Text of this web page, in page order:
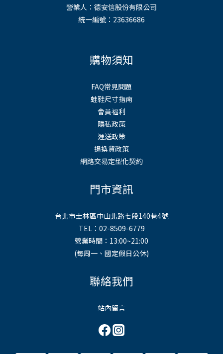
營業人：德安信股份有限公司
統一編號：23636686
購物須知
FAQ常見問題
蛙鞋尺寸指南
會員福利
隱私政策
運送政策
退換貨政策
網路交易定型化契約
門市資訊
台北市士林區中山北路七段140巷4號
TEL：02-8509-6779
營業時間：13:00~21:00
(每周一、國定假日公休)
聯絡我們
站內留言